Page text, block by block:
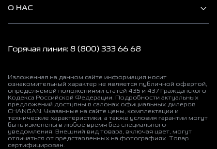
О НАС
Горячая линия: 8 (800) 333 66 68
Изложенная на данном сайте информация носит
ознакомительный характер не является публичной офертой,
определяемой положениями статей 435 и 437 Гражданского
Кодекса Российской Федерации. Подробности актуальных
предложений доступны в салонах официальных дилеров
CHANGAN. Указанные на сайте цены, комплектации и
технические характеристики, а также условия гарантии могут
быть изменены в любое время без специального
уведомления. Внешний вид товара, включая цвет, могут
отличаться от представленных на фотографиях. Товар
сертифицирован.